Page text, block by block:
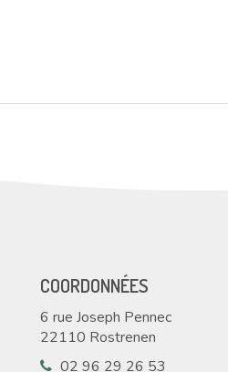
COORDONNÉES
6 rue Joseph Pennec
22110 Rostrenen
02 96 29 26 53